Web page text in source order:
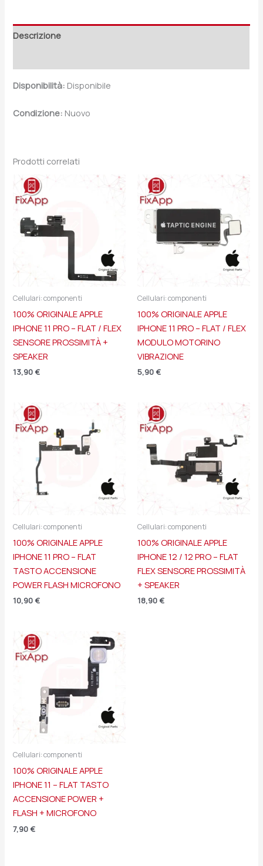
Descrizione
Disponibilità: Disponibile
Condizione: Nuovo
Prodotti correlati
Cellulari: componenti
100% ORIGINALE APPLE
IPHONE 11 PRO – FLAT / FLEX
SENSORE PROSSIMITÀ +
SPEAKER
13,90 €
Cellulari: componenti
100% ORIGINALE APPLE
IPHONE 11 PRO – FLAT / FLEX
MODULO MOTORINO
VIBRAZIONE
5,90 €
Cellulari: componenti
100% ORIGINALE APPLE
IPHONE 11 PRO – FLAT
TASTO ACCENSIONE
POWER FLASH MICROFONO
10,90 €
Cellulari: componenti
100% ORIGINALE APPLE
IPHONE 12 / 12 PRO – FLAT
FLEX SENSORE PROSSIMITÀ
+ SPEAKER
18,90 €
Cellulari: componenti
100% ORIGINALE APPLE
IPHONE 11 – FLAT TASTO
ACCENSIONE POWER +
FLASH + MICROFONO
7,90 €